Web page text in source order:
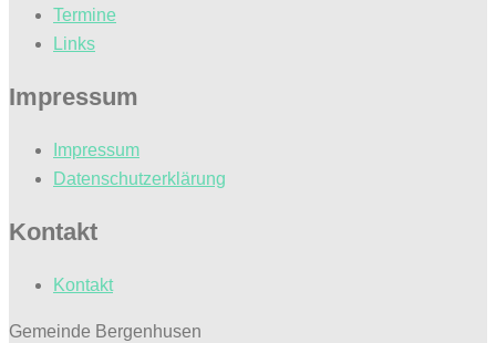
Termine
Links
Impressum
Impressum
Datenschutzerklärung
Kontakt
Kontakt
Gemeinde Bergenhusen